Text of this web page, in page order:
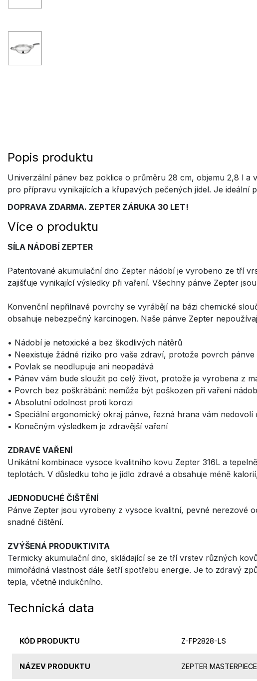
Popis produktu
Univerzální pánev bez poklice o průměru 28 cm, objemu 2,8 l
pro přípravu vynikajících a křupavých pečených jídel. Je ideální
DOPRAVA ZDARMA. ZEPTER ZÁRUKA 30 LET!
Více o produktu
SÍLA NÁDOBÍ ZEPTER
Patentované akumulační dno Zepter nádobí je vyrobeno ze tří
zajišťuje vynikající výsledky při vaření. Všechny pánve Zepter
Konvenční nepřilnavé povrchy se vyrábějí na bázi chemické
obsahuje nebezpečný karcinogen. Naše pánve Zepter
• Nádobí je netoxické a bez škodlivých nátěrů
• Neexistuje žádné riziko pro vaše zdraví, protože povrch
• Povlak se neodlupuje ani neopadává
• Pánev vám bude sloužit po celý život, protože je vyrobena z
• Povrch bez poškrábání: nemůže být poškozen při vaření
• Absolutní odolnost proti korozi
• Speciální ergonomický okraj pánve, řezná hrana vám nedovolí
• Konečným výsledkem je zdravější vaření
ZDRAVÉ VAŘENÍ
Unikátní kombinace vysoce kvalitního kovu Zepter 316L a
teplotách. V důsledku toho je jídlo zdravé a obsahuje méně
JEDNODUCHÉ ČIŠTĚNÍ
Pánve Zepter jsou vyrobeny z vysoce kvalitní, pevné nerezové
snadné čištění.
ZVÝŠENÁ PRODUKTIVITA
Termicky akumulační dno, skládající se ze tří vrstev různých
mimořádná vlastnost dále šetří spotřebu energie. Je to zdravý
tepla, včetně indukčního.
Technická data
KÓD PRODUKTU Z-FP2828-LS
NÁZEV PRODUKTU ZEPTER